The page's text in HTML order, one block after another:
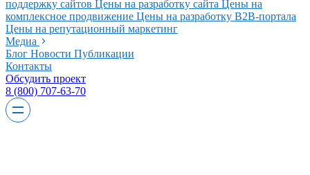
поддержку сайтов Цены на разработку сайта Цены на
комплексное продвижение Цены на разработку В2В-портала
Цены на репутационный маркетинг
Медиа
Блог Новости Публикации
Контакты
Обсудить проект
8 (800) 707-63-70